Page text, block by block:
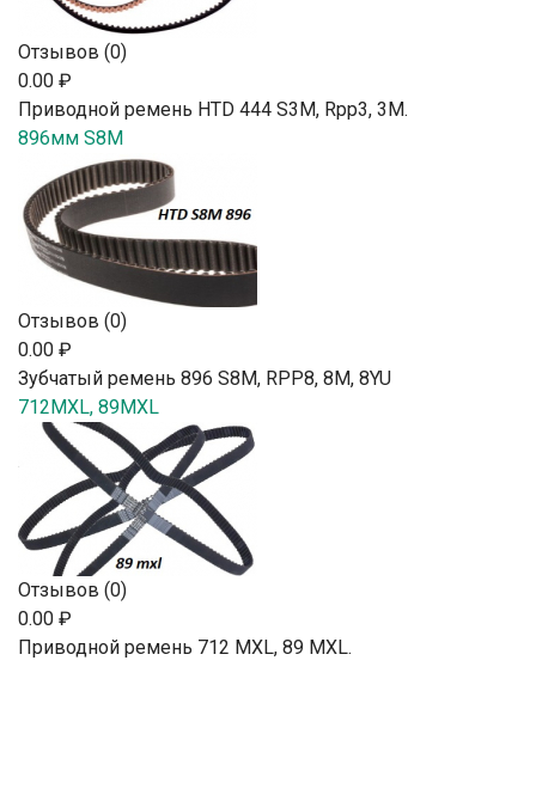
Отзывов (0)
0.00 ₽
Приводной ремень HTD 444 S3M, Rpp3, 3М.
896мм S8M
Отзывов (0)
0.00 ₽
Зубчатый ремень 896 S8M, RPP8, 8М, 8YU
712MXL, 89MXL
Отзывов (0)
0.00 ₽
Приводной ремень 712 MXL, 89 MXL.